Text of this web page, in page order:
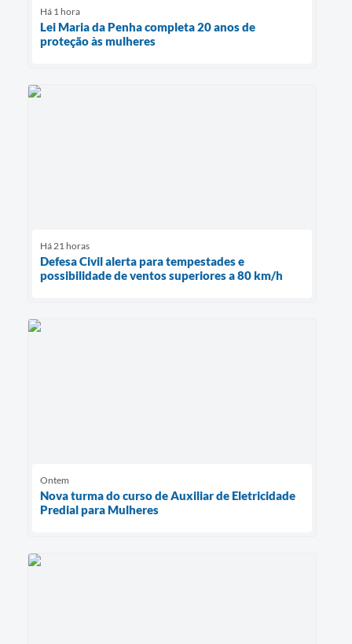
Há 1 hora
Lei Maria da Penha completa 20 anos de
proteção às mulheres
Há 21 horas
Defesa Civil alerta para tempestades e
possibilidade de ventos superiores a 80 km/h
Ontem
Nova turma do curso de Auxiliar de Eletricidade
Predial para Mulheres